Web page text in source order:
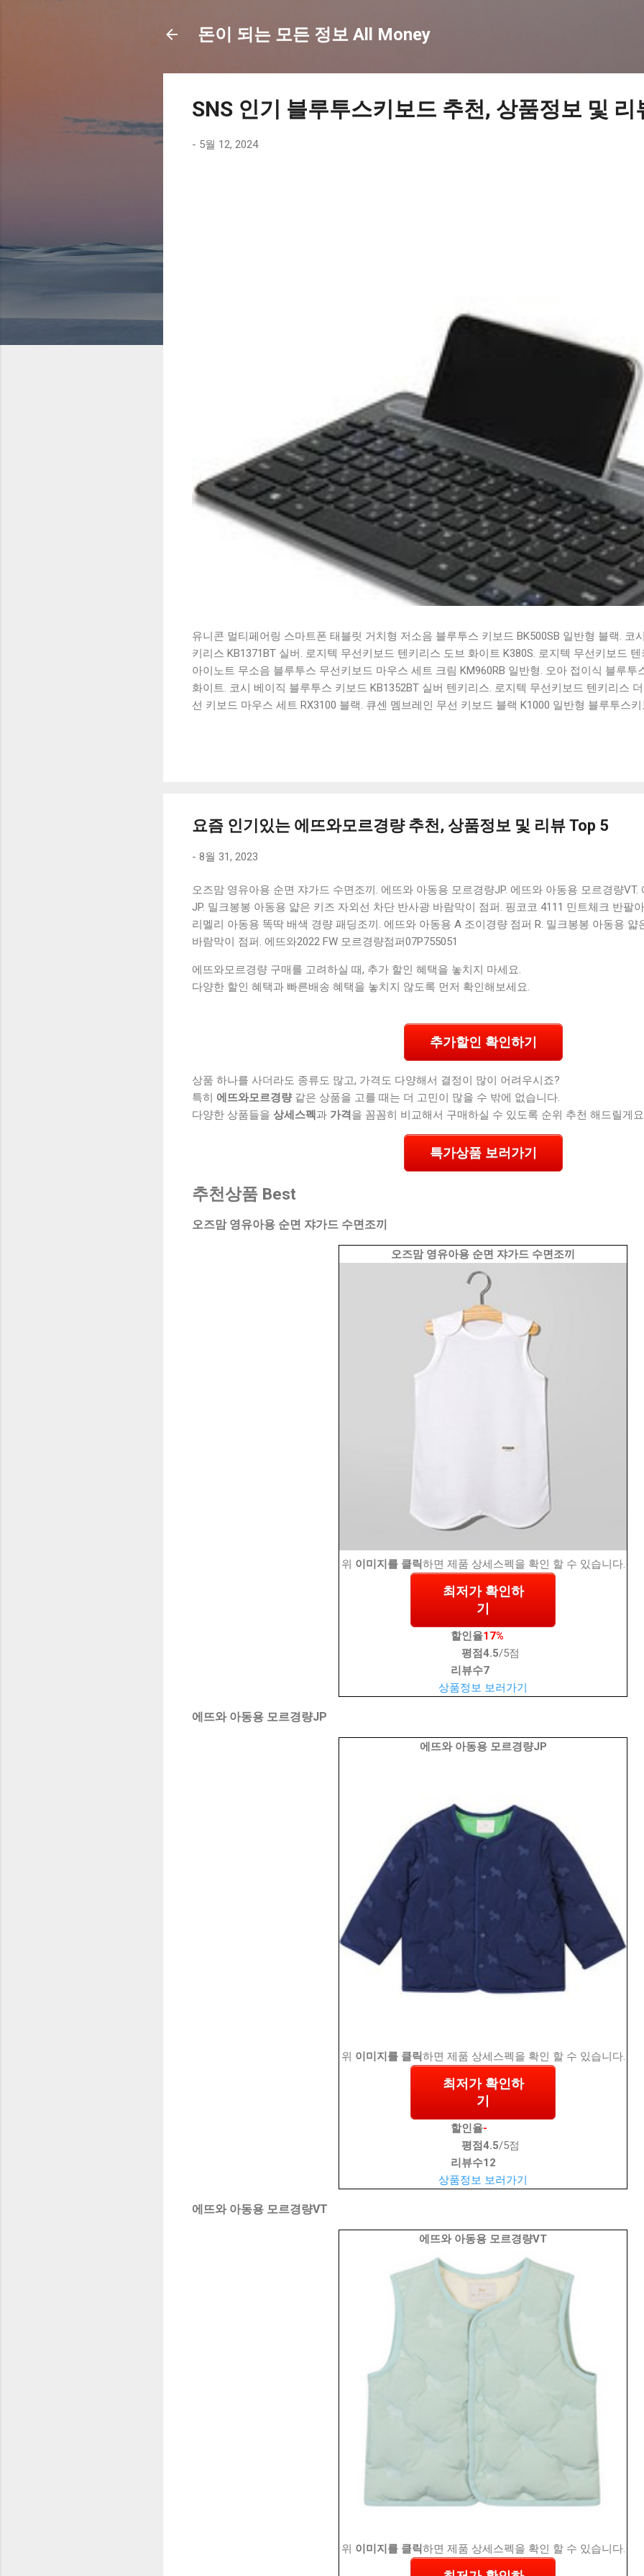
돈이 되는 모든 정보 All Money
SNS 인기 블루투스키보드 추천, 상품정보 및 리
- 5월 12, 2024
유니콘 멀티페어링 스마트폰 태블릿 거치형 저소음 블루투스 키보드 BK500SB 일반형 블랙. 코
키리스 KB1371BT 실버. 로지텍 무선키보드 텐키리스 도브 화이트 K380S. 로지텍 무선키보드
아이노트 무소음 블루투스 무선키보드 마우스 세트 크림 KM960RB 일반형. 오아 접이식 블루투
화이트. 코시 베이직 블루투스 키보드 KB1352BT 실버 텐키리스. 로지텍 무선키보드 텐키리스
선 키보드 마우스 세트 RX3100 블랙. 큐센 멤브레인 무선 키보드 블랙 K1000 일반형 블루투스
요즘 인기있는 에뜨와모르경량 추천, 상품정보 및 리뷰 Top 5
- 8월 31, 2023
오즈맘 영유아용 순면 쟈가드 수면조끼. 에뜨와 아동용 모르경량JP. 에뜨와 아동용 모르경량
JP. 밀크봉봉 아동용 얇은 키즈 자외선 차단 반사광 바람막이 점퍼. 핑코코 4111 민트체크 반팔
리멜리 아동용 똑딱 배색 경량 패딩조끼. 에뜨와 아동용 A 조이경량 점퍼 R. 밀크봉봉 아동용
바람막이 점퍼. 에뜨와2022 FW 모르경량점퍼07P755051
에뜨와모르경량 구매를 고려하실 때, 추가 할인 혜택을 놓치지 마세요.
다양한 할인 혜택과 빠른배송 혜택을 놓치지 않도록 먼저 확인해보세요.
추가할인 확인하기
상품 하나를 사더라도 종류도 많고, 가격도 다양해서 결정이 많이 어려우시죠?
특히 에뜨와모르경량 같은 상품을 고를 때는 더 고민이 많을 수 밖에 없습니다.
다양한 상품들을 상세스펙 과 가격 을 꼼꼼히 비교해서 구매하실 수 있도록 순위 추천 해드릴게
특가상품 보러가기
추천상품 Best
오즈맘 영유아용 순면 쟈가드 수면조끼
오즈맘 영유아용 순면 쟈가드 수면조끼
위 이미지를 클릭하면 제품 상세스펙을 확인 할 수 있습니다.
최저가 확인하
기
할인율17%
평점4.5/5점
리뷰수7
상품정보 보러가기
에뜨와 아동용 모르경량JP
에뜨와 아동용 모르경량JP
위 이미지를 클릭하면 제품 상세스펙을 확인 할 수 있습니다.
최저가 확인하
기
할인율-
평점4.5/5점
리뷰수12
상품정보 보러가기
에뜨와 아동용 모르경량VT
에뜨와 아동용 모르경량VT
위 이미지를 클릭하면 제품 상세스펙을 확인 할 수 있습니다.